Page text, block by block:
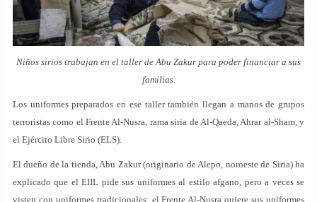
Niños sirios trabajan en el taller de Abu Zakur para poder financiar a sus
familias.
Los uniformes preparados en ese taller también llegan a manos de grupos
terroristas como el Frente Al-Nusra, rama siria de Al-Qaeda, Ahrar al-Sham, y
el Ejército Libre Sirio (ELS).
El dueño de la tienda, Abu Zakur (originario de Alepo, noroeste de Siria) ha
explicado que el EIIL pide sus uniformes al estilo afgano, pero a veces se
visten con uniformes tradicionales; el Frente Al-Nusra quiere sus uniformes